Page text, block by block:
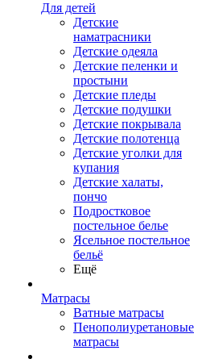
Для детей
Детские
наматрасники
Детские одеяла
Детские пеленки и
простыни
Детские пледы
Детские подушки
Детские покрывала
Детские полотенца
Детские уголки для
купания
Детские халаты,
пончо
Подростковое
постельное белье
Ясельное постельное
бельё
Ещё
Матрасы
Ватные матрасы
Пенополиуретановые
матрасы